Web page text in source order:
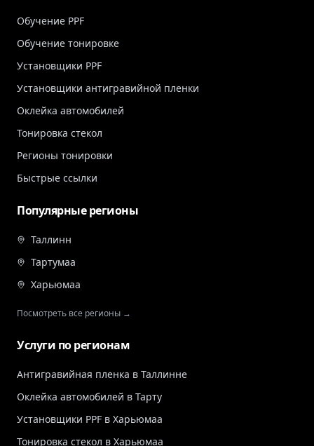
Обучение PPF
Обучение тонировке
Установщики PPF
Установщики антигравийной пленки
Оклейка автомобилей
Тонировка стекол
Регионы тонировки
Быстрые ссылки
Популярные регионы
Таллинн
Тартумаа
Харьюмаа
Посмотреть все регионы →
Услуги по регионам
Антигравийная пленка в Таллинне
Оклейка автомобилей в Тарту
Установщики PPF в Харьюмаа
Тонировка стекол в Харьюмаа